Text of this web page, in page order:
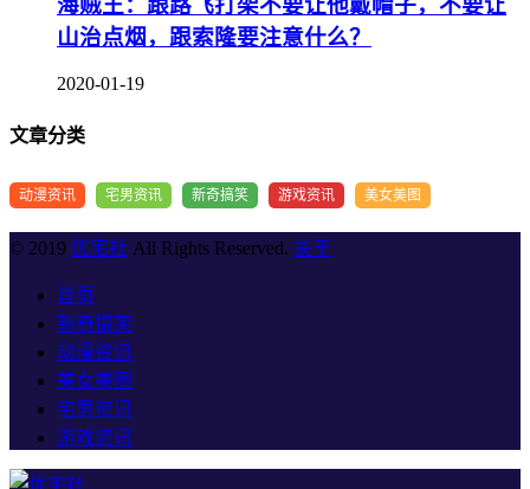
海贼王：跟路飞打架不要让他戴帽子，不要让
山治点烟，跟索隆要注意什么？
2020-01-19
文章分类
动漫资讯 宅男资讯 新奇搞笑 游戏资讯 美女美图
© 2019 优宅社 All Rights Reserved. 关于
首页
新奇搞笑
动漫资讯
美女美图
宅男资讯
游戏资讯